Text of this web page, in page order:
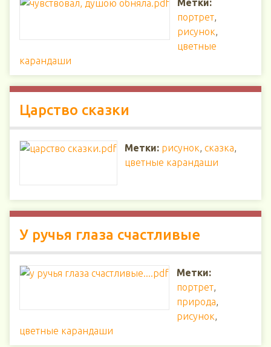
Метки:
портрет,
рисунок,
цветные
карандаши
Царство сказки
Метки: рисунок, сказка,
цветные карандаши
У ручья глаза счастливые
Метки:
портрет,
природа,
рисунок,
цветные карандаши